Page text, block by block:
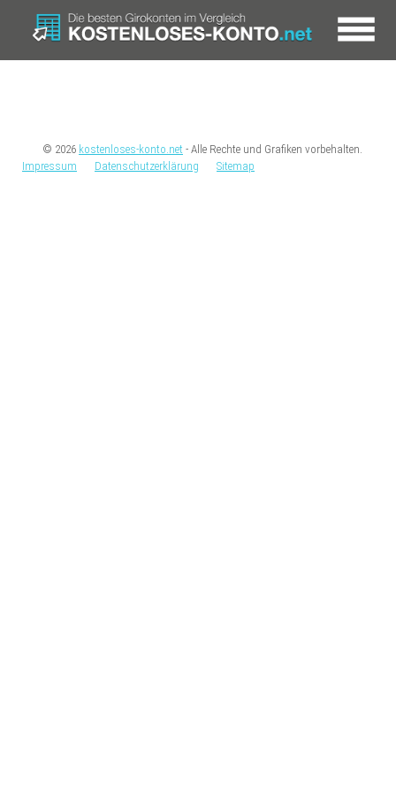
© 2026 kostenloses-konto.net - Alle Rechte und Grafiken vorbehalten.
Impressum
Datenschutzerklärung Sitemap